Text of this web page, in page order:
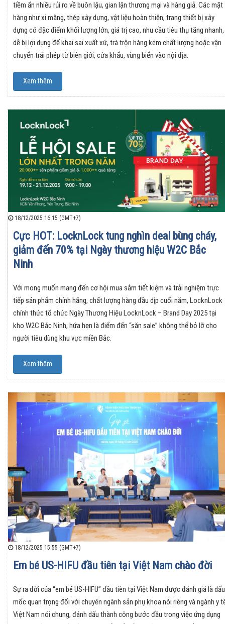
tiềm ẩn nhiều rủi ro về buôn lậu, gian lận thương mại và hàng giả. Các mặt
hàng như xi măng, thép xây dựng, vật liệu hoàn thiện, trang thiết bị xây
dựng có đặc điểm khối lượng lớn, giá trị cao, nhu cầu tiêu thụ tăng nhanh,
dễ bị lợi dụng để khai sai xuất xứ, trà trộn hàng kém chất lượng hoặc vận
chuyển trái phép từ biên giới, cửa khẩu, vùng biển vào nội địa.
Xem thêm
18/12/2025 16:15 (GMT+7)
Cực HOT: LocknLock tung nghìn deal bùng cháy,
giảm đến 70% tại Ngày thương hiệu W2C Bắc
Ninh
Với mong muốn mang đến cơ hội mua sắm tiết kiệm và trải nghiệm trực
tiếp sản phẩm chính hãng, chất lượng hàng đầu dịp cuối năm, LocknLock
chính thức tổ chức Ngày Thương Hiệu LocknLock – Brand Day 2025 tại
kho W2C Bắc Ninh, hứa hẹn là điểm đến “săn sale” không thể bỏ lỡ cho
người tiêu dùng khu vực miền Bắc.
Xem thêm
18/12/2025 15:55 (GMT+7)
Em bé US-HIFU đầu tiên tại Việt Nam chào đời
Sự ra đời của “em bé US-HIFU” đầu tiên tại Việt Nam được đánh giá là dấu
mốc quan trọng đối với chuyên ngành sản phụ khoa nói riêng và ngành y
Việt Nam nói chung, đánh dấu thành công bước đầu trong việc ứng dụng